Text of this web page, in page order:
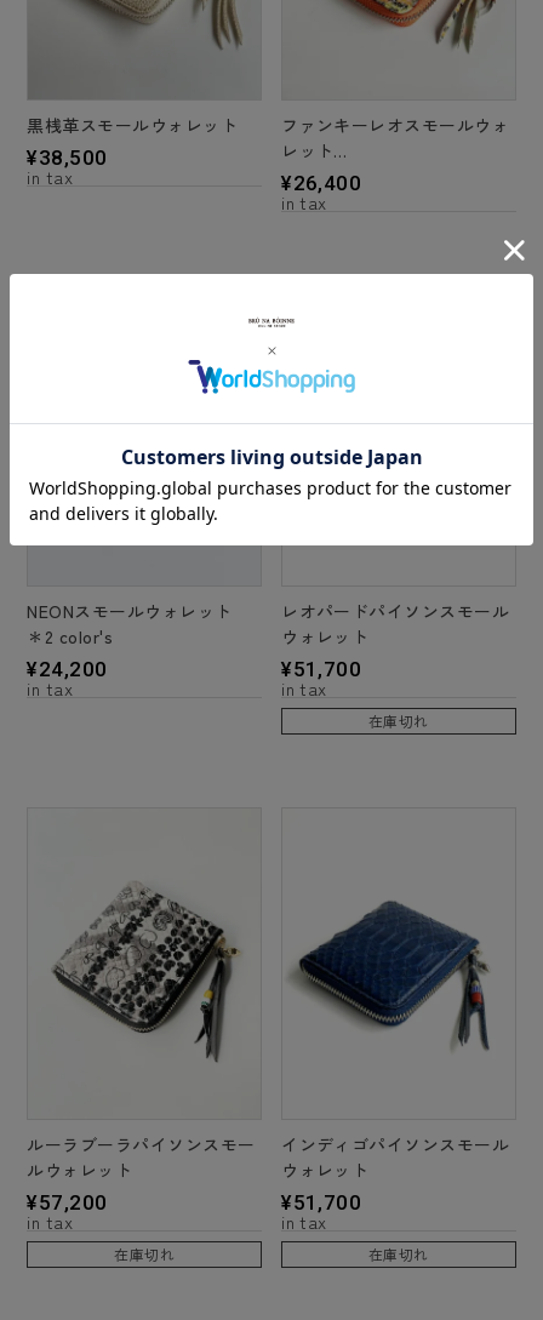
黒桟革スモールウォレット
¥38,500
ファンキーレオスモールウォ
レット
＊2 color's
¥26,400
NEONスモールウォレット
＊2 color's
¥24,200
レオパードパイソンスモール
ウォレット
¥51,700
在庫切れ
ルーラブーラパイソンスモー
ルウォレット
¥57,200
在庫切れ
インディゴパイソンスモール
ウォレット
¥51,700
在庫切れ